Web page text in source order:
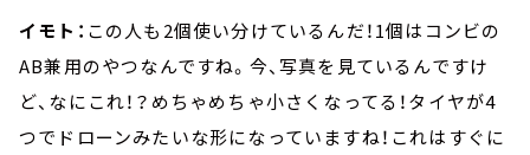
イモト： この人も2個使い分けているんだ！1個はコンビの
AB兼用のやつなんですね。今、写真を見ているんですけ
ど、なにこれ！？めちゃめちゃ小さくなってる！タイヤが4
つでドローンみたいな形になっていますね！これはすぐに